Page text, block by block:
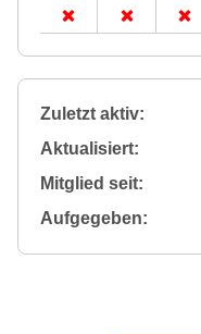
Zuletzt aktiv:
Aktualisiert:
Mitglied seit:
Aufgegeben: